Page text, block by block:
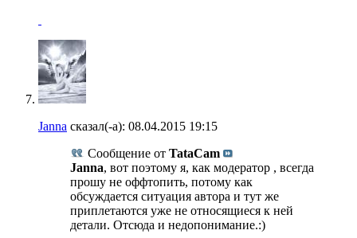
Janna сказал(-а): 08.04.2015 19:15
Сообщение от TataCam
Janna, вот поэтому я, как модератор , всегда
прошу не оффтопить, потому как
обсуждается ситуация автора и тут же
приплетаются уже не относящиеся к ней
детали. Отсюда и недопонимание.:)